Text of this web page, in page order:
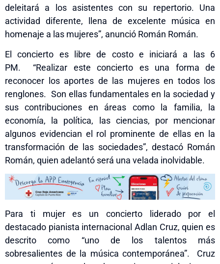
deleitará a los asistentes con su repertorio. Una
actividad diferente, llena de excelente música en
homenaje a las mujeres”, anunció Román Román.
El concierto es libre de costo e iniciará a las 6
PM. “Realizar este concierto es una forma de
reconocer los aportes de las mujeres en todos los
renglones. Son ellas fundamentales en la sociedad y
sus contribuciones en áreas como la familia, la
economía, la política, las ciencias, por mencionar
algunos evidencian el rol prominente de ellas en la
transformación de las sociedades”, destacó Román
Román, quien adelantó será una velada inolvidable.
Para ti mujer es un concierto liderado por el
destacado pianista internacional Adlan Cruz, quien es
descrito como “uno de los talentos más
sobresalientes de la música contemporánea”. Cruz